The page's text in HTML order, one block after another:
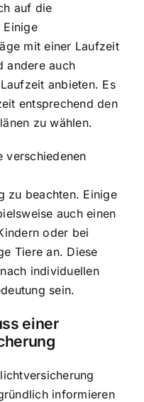
auf die
Einige
mit einer Laufzeit
andere auch
anbieten. Es
entsprechend den
zu wählen.
verschiedenen
zu beachten. Einige
auch einen
oder bei
Tiere an. Diese
individuellen
sein.
einer
informieren